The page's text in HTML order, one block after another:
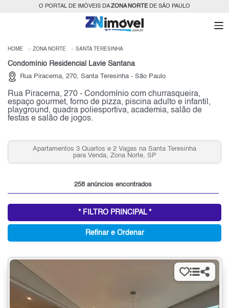
O PORTAL DE IMÓVEIS DAZONA NORTEDE SÃO PAULO
HOME ZONA NORTE SANTA TERESINHA
Condomínio Residencial Lavie Santana
Rua Piracema, 270, Santa Teresinha - São Paulo
Rua Piracema, 270 - Condomínio com churrasqueira,
espaço gourmet, forno de pizza, piscina adulto e infantil,
playground, quadra poliesportiva, academia, salão de
festas e salão de jogos.
Apartamentos 3 Quartos e 2 Vagas na Santa Teresinha
para Venda, Zona Norte, SP
258 anúncios encontrados
* FILTRO PRINCIPAL *
Refinar e Ordenar